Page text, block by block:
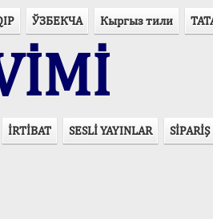
ЎЗБЕКЧА Кыргыз тили
İRTİBAT SESLİ YAYINLAR SİPARİŞ